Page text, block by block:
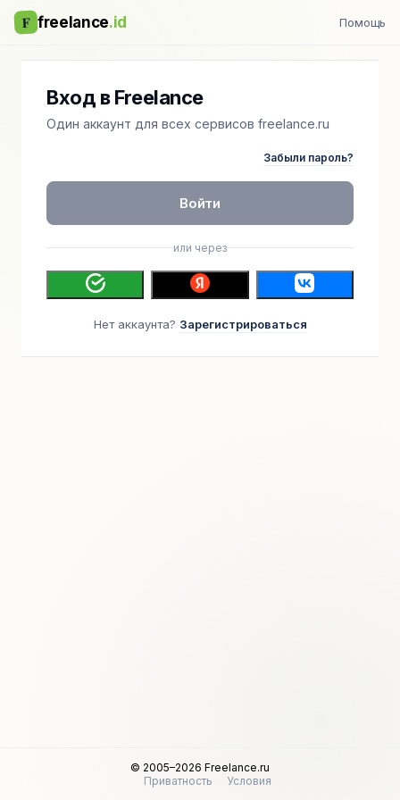
F freelance.id Помощь
Вход в Freelance
Один аккаунт для всех сервисов freelance.ru
Забыли пароль?
Войти
или через
Нет аккаунта? Зарегистрироваться
© 2005–2026 Freelance.ru
Приватность
Условия